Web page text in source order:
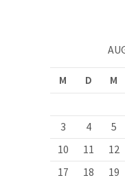
M D M
3
4 5
10
11 12
17
18 19